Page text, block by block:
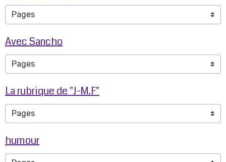
Avec Sancho
La rubrique de "J-M.F"
humour